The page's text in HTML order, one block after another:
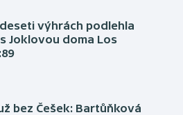
výhrách podlehla
Joklovou doma Los
bez Češek: Bartůňková